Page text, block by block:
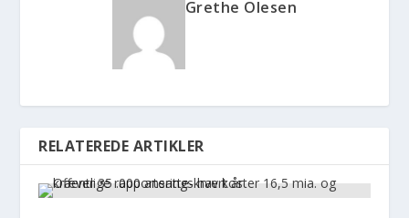
Grethe Olesen
RELATEREDE ARTIKLER